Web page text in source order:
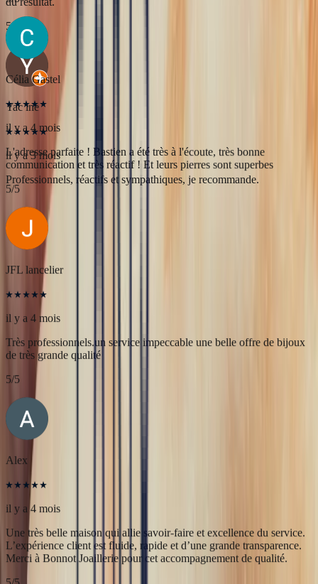
il y a 3 mois
Professionnels, réactifs et sympathiques, je recommande.
Célia Gastel
il y a 4 mois
L'adresse parfaite ! Bastien a été très à l'écoute, très bonne
communication et très réactif ! Et leurs pierres sont superbes
JFL lancelier
il y a 4 mois
Très professionnels.un service impeccable une belle offre de bijoux
de très grande qualité
Alex